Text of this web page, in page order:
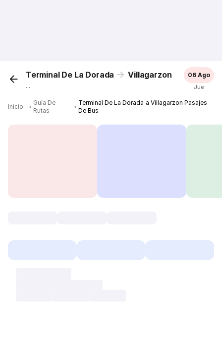
Terminal De La Dorada Villagarzon
...
06 Ago
Jue
Inicio ＞
Guía De
Rutas
＞
Terminal De La Dorada a Villagarzon Pasajes
De Bus